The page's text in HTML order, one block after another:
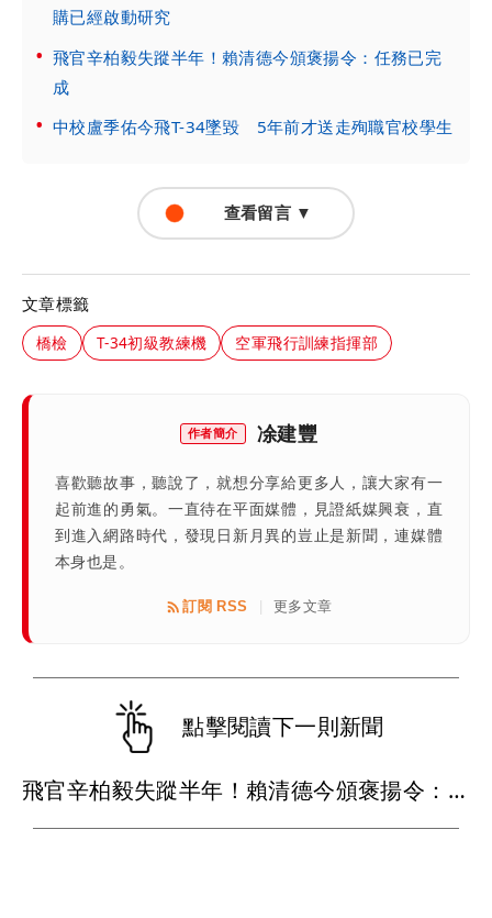
購已經啟動研究
飛官辛柏毅失蹤半年！賴清德今頒褒揚令：任務已完
成
中校盧季佑今飛T-34墜毀 5年前才送走殉職官校學生
查看留言 ▼
文章標籤
橋檢 T-34初級教練機 空軍飛行訓練指揮部
作者簡介 凃建豐
喜歡聽故事，聽說了，就想分享給更多人，讓大家有一
起前進的勇氣。一直待在平面媒體，見證紙媒興衰，直
到進入網路時代，發現日新月異的豈止是新聞，連媒體
本身也是。
訂閱 RSS 更多文章
點擊閱讀下一則新聞
飛官辛柏毅失蹤半年！賴清德今頒褒揚令：任務已完成